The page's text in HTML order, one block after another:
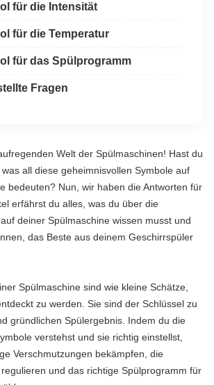
für die Intensität
für die Temperatur
für das Spülprogramm
Fragen
Welt der Spülmaschinen! Hast du
all diese geheimnisvollen Symbole auf
bedeuten? Nun, wir haben die Antworten für
erfährst du alles, was du über die
deiner Spülmaschine wissen musst und
das Beste aus deinem Geschirrspüler
Spülmaschine sind wie kleine Schätze,
zu werden. Sie sind der Schlüssel zu
gründlichen Spülergebnis. Indem du die
verstehst und sie richtig einstellst,
Verschmutzungen bekämpfen, die
und das richtige Spülprogramm für